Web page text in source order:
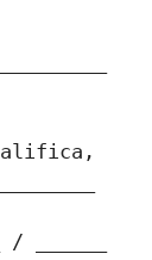
______